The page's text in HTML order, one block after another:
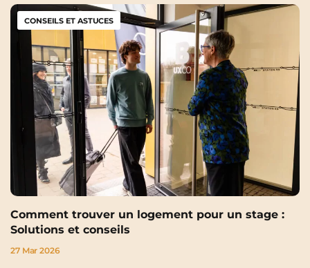
CONSEILS ET ASTUCES
Comment trouver un logement pour un stage :
Solutions et conseils
27 Mar 2026